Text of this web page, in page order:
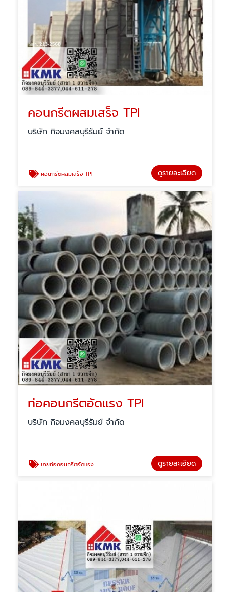
คอนกรีตผสมเสร็จ TPI
บริษัท กิจมงคลบุรีรัมย์ จำกัด
คอนกรีตผสมเสร็จ TPI ดูรายละเอียด
ท่อคอนกรีตอัดแรง TPI
บริษัท กิจมงคลบุรีรัมย์ จำกัด
ขายท่อคอนกรีตอัดแรง ดูรายละเอียด